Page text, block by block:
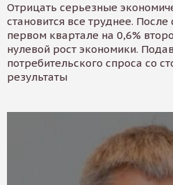
Отрицать серьезные
становится все труднее.
первом квартале на 0,6%
нулевой рост экономики.
потребительского спроса со
результаты